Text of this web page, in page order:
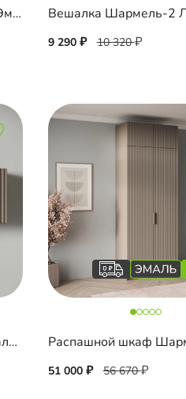
Банкетка Шармель-2 Лайф Эмаль
9 290 10 320
Полка Шармель-2 Лайф Эмаль навесная
51 000 56 670